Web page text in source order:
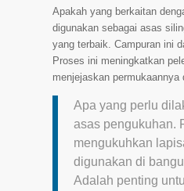
Apakah yang berkaitan
digunakan sebagai asas
yang terbaik. Campuran ini
Proses ini meningkatkan
menjejaskan permukaannya
Apa yang perlu
asas pengukuhan.
mengukuhkan
digunakan di
Adalah penting